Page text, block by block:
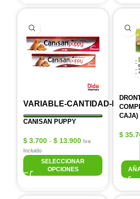
VARIABLE-CANTIDAD-EN-ML
CANISAN PUPPY
$ 3.700 - $ 13.900 Iva
Incluido
SELECCIONAR
OPCIONES
CAJA)
$